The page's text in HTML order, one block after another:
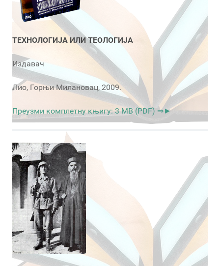
ТЕХНОЛОГИЈА ИЛИ ТЕОЛОГИЈА
Издавач
Лио, Горњи Милановац, 2009.
Преузми комплетну књигу: 3 MB (PDF) ⇒►